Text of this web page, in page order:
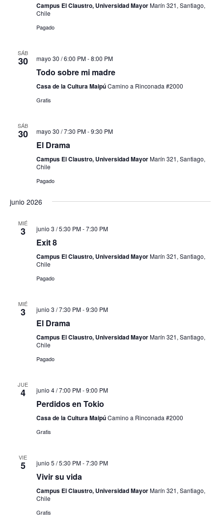
Campus El Claustro, Universidad MayorMarín 321, Santiago,
Chile
Pagado
SÁB
30 mayo 30 / 6:00 PM-8:00 PM
Todo sobre mi madre
Casa de la Cultura MaipúCamino a Rinconada #2000
Gratis
SÁB
30 mayo 30 / 7:30 PM-9:30 PM
El Drama
Campus El Claustro, Universidad MayorMarín 321, Santiago,
Chile
Pagado
junio 2026
MIÉ
3 junio 3 / 5:30 PM-7:30 PM
Exit 8
Campus El Claustro, Universidad MayorMarín 321, Santiago,
Chile
Pagado
MIÉ
3 junio 3 / 7:30 PM-9:30 PM
El Drama
Campus El Claustro, Universidad MayorMarín 321, Santiago,
Chile
Pagado
JUE
4 junio 4 / 7:00 PM-9:00 PM
Perdidos en Tokio
Casa de la Cultura MaipúCamino a Rinconada #2000
Gratis
VIE
5 junio 5 / 5:30 PM-7:30 PM
Vivir su vida
Campus El Claustro, Universidad MayorMarín 321, Santiago,
Chile
Gratis